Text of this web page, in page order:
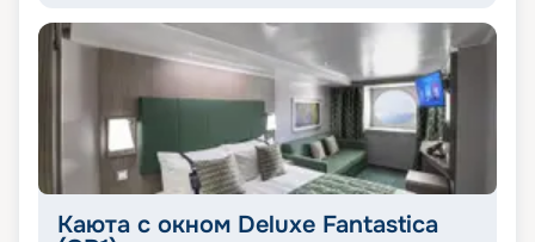
Каюта с окном Deluxe Fantastica